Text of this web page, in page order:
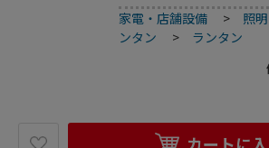
長さ(m)：1●電源(V)：100～
消費電力料金：0.65円/h●全長
(防水タイプ)●電源：100～200V●
家電・店舗設備 > 照明
ンタン
> ランタン